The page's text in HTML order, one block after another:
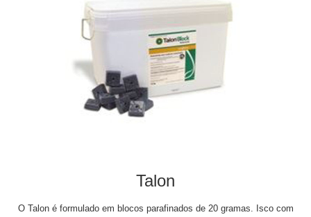
Talon
O Talon é formulado em blocos parafinados de 20 gramas. Isco com